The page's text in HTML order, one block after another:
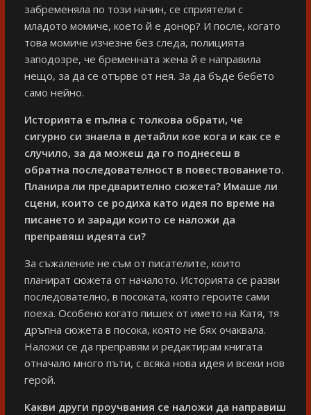
забременяла по този начин, се сприятели с
младото момиче, което й е донор? И после, когато
това момиче изчезне без следа, полицията
заподозре, че бременната жена й е направила
нещо, за да се отърве от нея. За да бъде бебето
само нейно.
Историята е пълна с толкова обрати, че
сигурно си знаела в детайли кое кога и как се е
случило, за да можеш да го поднесеш в
обратна последователност в повествованието.
Планира ли предварително сюжета? Имаше ли
сцени, които се родиха като идея по време на
писането и заради които се наложи да
преправяш идеята си?
За съжаление не съм от писателите, които
планират сюжета от началото. Историята се разви
последователно, в посоката, която героите сами
поеха. Особено когато пишех от името на Катя, тя
дръпна сюжета в посока, която не бях очаквала.
Наложи се да преправям и редактирам книгата
отначало много пъти, с всяка нова идея и всеки нов
герой.
Какви други проучвания се наложи да направиш